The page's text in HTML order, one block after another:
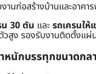
านก่อสร้างบ้านและอาค
น 30 ตัน และรถเครนให้
วสูง รองรับงานติดตั้งแผ่
หนักบรรทุกขนาดก